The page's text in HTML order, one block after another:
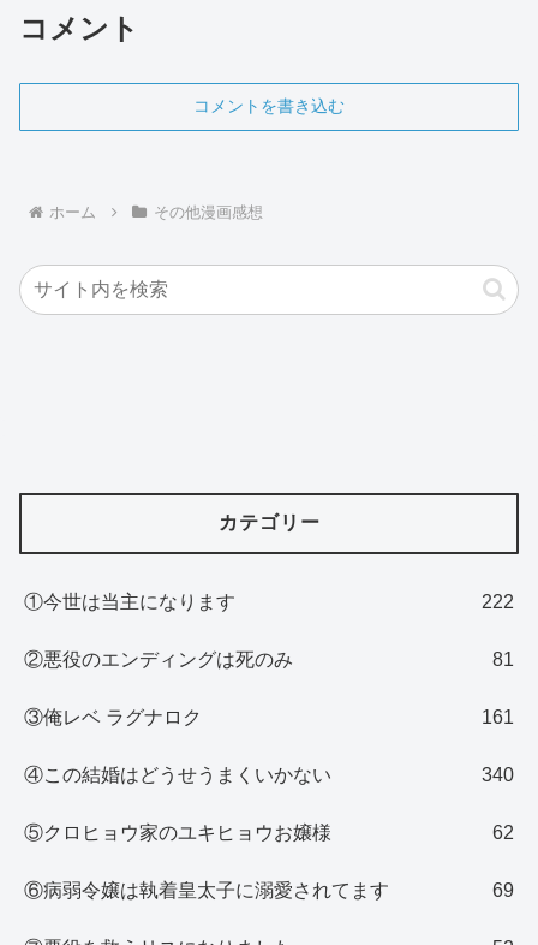
コメント
コメントを書き込む
ホーム その他漫画感想
カテゴリー
①今世は当主になります 222
②悪役のエンディングは死のみ 81
③俺レベ ラグナロク 161
④この結婚はどうせうまくいかない 340
⑤クロヒョウ家のユキヒョウお嬢様 62
⑥病弱令嬢は執着皇太子に溺愛されてます 69